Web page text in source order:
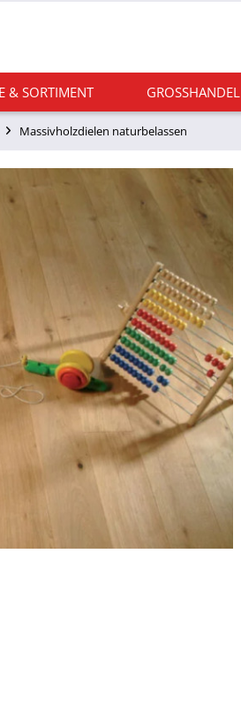
& SORTIMENT GROSSHANDEL
Massivholzdielen naturbelassen